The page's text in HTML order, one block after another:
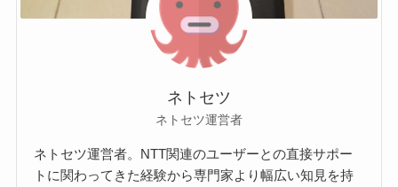
ネトセツ
ネトセツ運営者
ネトセツ運営者。NTT関連のユーザーとの直接サポー
トに関わってきた経験から専門家より幅広い知見を持